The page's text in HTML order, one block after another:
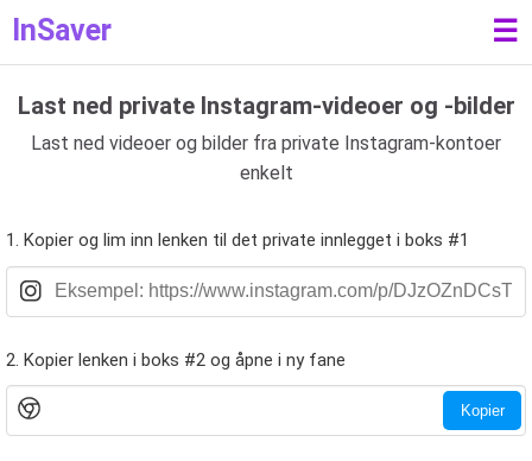
InSaver ☰
Last ned private Instagram-videoer og -bilder
Last ned videoer og bilder fra private Instagram-kontoer
enkelt
1. Kopier og lim inn lenken til det private innlegget i boks #1
2. Kopier lenken i boks #2 og åpne i ny fane
Kopier